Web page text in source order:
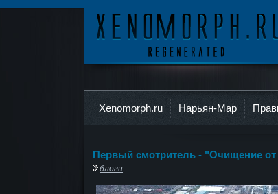
Xenomorph.ru Нарьян-Мар
Первый смотритель - "Очищение от
блоги